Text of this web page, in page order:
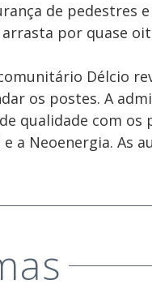
de pedestres
por quase
Délcio
os postes. A
qualidade com
e a Neoenergia. As